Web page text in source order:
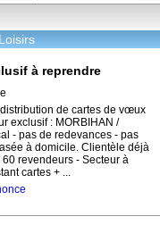
à reprendre
de cartes de vœux
exclusif : MORBIHAN /
- pas de redevances - pas
à domicile. Clientèle déjà
revendeurs - Secteur à
cartes + ...